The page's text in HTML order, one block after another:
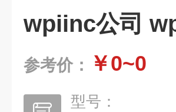
wpiinc公司
参考价： ￥0~0
型号：